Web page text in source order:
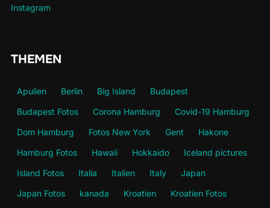
Instagram
THEMEN
Apulien Berlin Big Island
Budapest
Budapest Fotos
Corona Hamburg
Covid-19 Hamburg
Dom Hamburg
Fotos New York Gent
Hakone
Hamburg Fotos
Hawaii Hokkaido
Iceland pictures
Island Fotos
Italia Italien Italy
Japan
Japan Fotos
kanada Kroatien Kroatien Fotos